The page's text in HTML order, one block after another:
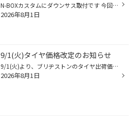
N-BOXカスタムにダウンサス取付です 今回の目的はローダウンによる低重心化です 装着ダウンサスはこちら テイン エステク Kスペシャル ちょっと見にくいですが… フロントスプリング装着後です こちらはリアスプリングです 軽自動車のローダウンスプリングは 巻数の少ない硬めの短いスプリングが多い...
2026年8月1日
9/1(火)タイヤ価格改定のお知らせ
9/1(火)より、ブリヂストンのタイヤ出荷価格の改定に伴い、17インチ以下の 国内市販用タイヤ(夏/冬)の価格改定を実施させていただきます。 ※価格改定前の価格での対応については、8/31(月)までの作業実施が対象となっております。 ※商品によって改定率等が異なります。価格改定についてはこちらをご...
2026年8月1日